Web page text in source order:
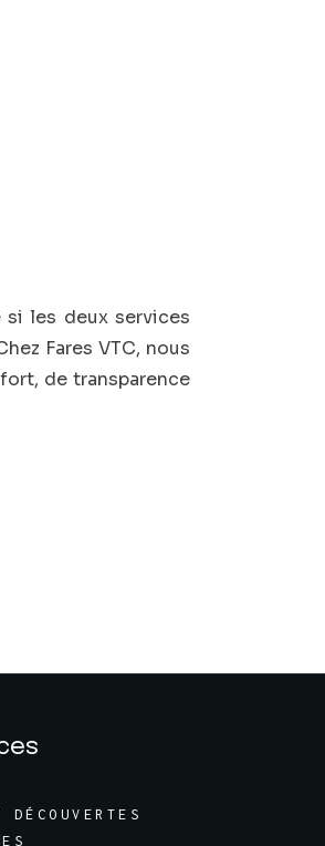
si les deux services
Fares VTC, nous
de transparence